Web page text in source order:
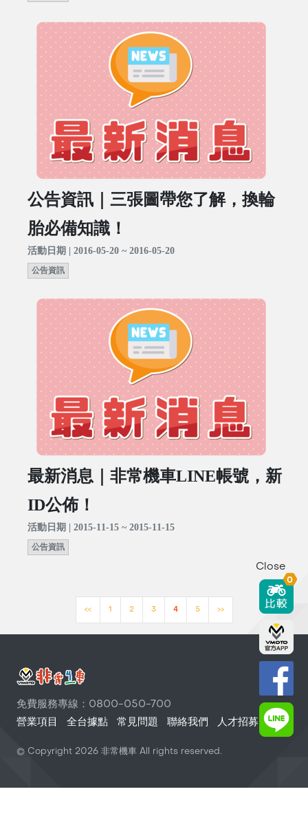
公告資訊｜三張圖帶您了解，換輪
胎必備知識！
活動日期 | 2016-05-20 ~ 2016-05-20
公告資訊
最新消息｜非常機車LINE帳號，新
ID公佈！
活動日期 | 2015-11-15 ~ 2015-11-15
公告資訊
<< 1 2 3 4 5 >>
免費服務專線：0800-050-700
營業項目
全台據點 常見問題 聯絡我們 人才招募
© Copyright 2026 非常機車 All rights reserved.
Close
0